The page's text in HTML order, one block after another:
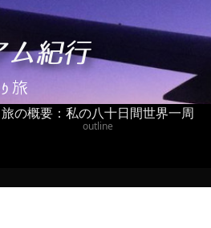
旅の概要：私の八十日間世界一周
outline